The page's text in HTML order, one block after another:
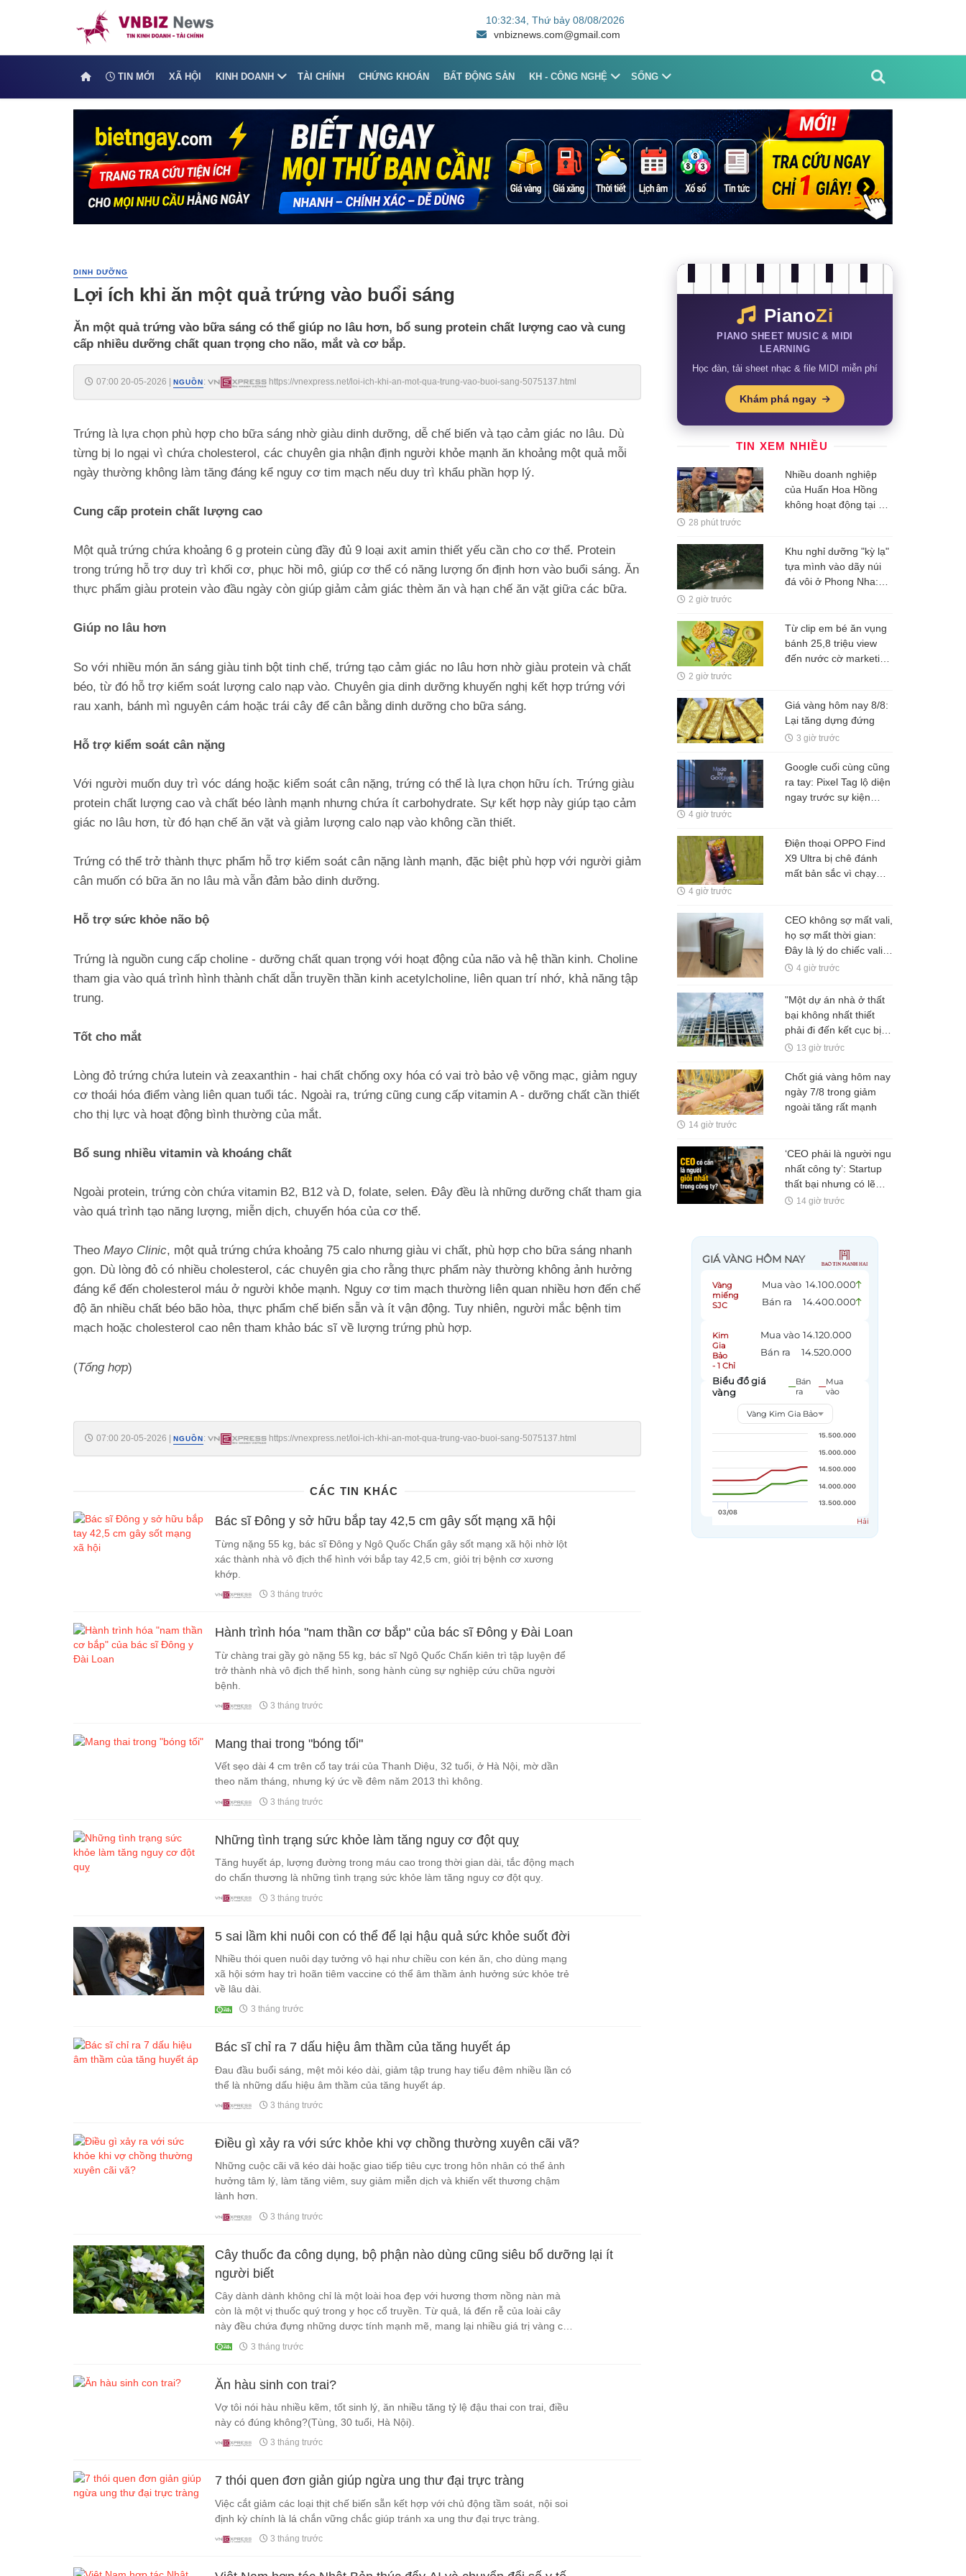
10:32:34, Thứ bảy 08/08/2026
vnbiznews.com@gmail.com
TIN MỚI XÃ HỘI KINH DOANH TÀI CHÍNH CHỨNG KHOÁN BẤT ĐỘNG SẢN KH - CÔNG NGHỆ SỐNG
DINH DƯỠNG
Lợi ích khi ăn một quả trứng vào buổi sáng
Ăn một quả trứng vào bữa sáng có thể giúp no lâu hơn, bổ sung protein chất lượng cao và cung
cấp nhiều dưỡng chất quan trọng cho não, mắt và cơ bắp.
07:00 20-05-2026 | NGUỒN: https://vnexpress.net/loi-ich-khi-an-mot-qua-trung-vao-buoi-sang-5075137.html
Trứng là lựa chọn phù hợp cho bữa sáng nhờ giàu dinh dưỡng, dễ chế biến và tạo cảm giác no lâu. Dù
từng bị lo ngại vì chứa cholesterol, các chuyên gia nhận định người khỏe mạnh ăn khoảng một quả mỗi
ngày thường không làm tăng đáng kể nguy cơ tim mạch nếu duy trì khẩu phần hợp lý.
Cung cấp protein chất lượng cao
Một quả trứng chứa khoảng 6 g protein cùng đầy đủ 9 loại axit amin thiết yếu cần cho cơ thể. Protein
trong trứng hỗ trợ duy trì khối cơ, phục hồi mô, giúp cơ thể có năng lượng ổn định hơn vào buổi sáng. Ăn
thực phẩm giàu protein vào đầu ngày còn giúp giảm cảm giác thèm ăn và hạn chế ăn vặt giữa các bữa.
Giúp no lâu hơn
So với nhiều món ăn sáng giàu tinh bột tinh chế, trứng tạo cảm giác no lâu hơn nhờ giàu protein và chất
béo, từ đó hỗ trợ kiểm soát lượng calo nạp vào. Chuyên gia dinh dưỡng khuyến nghị kết hợp trứng với
rau xanh, bánh mì nguyên cám hoặc trái cây để cân bằng dinh dưỡng cho bữa sáng.
Hỗ trợ kiểm soát cân nặng
Với người muốn duy trì vóc dáng hoặc kiểm soát cân nặng, trứng có thể là lựa chọn hữu ích. Trứng giàu
protein chất lượng cao và chất béo lành mạnh nhưng chứa ít carbohydrate. Sự kết hợp này giúp tạo cảm
giác no lâu hơn, từ đó hạn chế ăn vặt và giảm lượng calo nạp vào không cần thiết.
Trứng có thể trở thành thực phẩm hỗ trợ kiểm soát cân nặng lành mạnh, đặc biệt phù hợp với người giảm
cân muốn có bữa ăn no lâu mà vẫn đảm bảo dinh dưỡng.
Hỗ trợ sức khỏe não bộ
Trứng là nguồn cung cấp choline - dưỡng chất quan trọng với hoạt động của não và hệ thần kinh. Choline
tham gia vào quá trình hình thành chất dẫn truyền thần kinh acetylcholine, liên quan trí nhớ, khả năng tập
trung.
Tốt cho mắt
Lòng đỏ trứng chứa lutein và zeaxanthin - hai chất chống oxy hóa có vai trò bảo vệ võng mạc, giảm nguy
cơ thoái hóa điểm vàng liên quan tuổi tác. Ngoài ra, trứng cũng cung cấp vitamin A - dưỡng chất cần thiết
cho thị lực và hoạt động bình thường của mắt.
Bổ sung nhiều vitamin và khoáng chất
Ngoài protein, trứng còn chứa vitamin B2, B12 và D, folate, selen. Đây đều là những dưỡng chất tham gia
vào quá trình tạo năng lượng, miễn dịch, chuyển hóa của cơ thể.
Theo Mayo Clinic, một quả trứng chứa khoảng 75 calo nhưng giàu vi chất, phù hợp cho bữa sáng nhanh
gọn. Dù lòng đỏ có nhiều cholesterol, các chuyên gia cho rằng thực phẩm này thường không ảnh hưởng
đáng kể đến cholesterol máu ở người khỏe mạnh. Nguy cơ tim mạch thường liên quan nhiều hơn đến chế
độ ăn nhiều chất béo bão hòa, thực phẩm chế biến sẵn và ít vận động. Tuy nhiên, người mắc bệnh tim
mạch hoặc cholesterol cao nên tham khảo bác sĩ về lượng trứng phù hợp.
(Tổng hợp)
07:00 20-05-2026 | NGUỒN: https://vnexpress.net/loi-ich-khi-an-mot-qua-trung-vao-buoi-sang-5075137.html
CÁC TIN KHÁC
Bác sĩ Đông y sở hữu bắp tay 42,5 cm gây sốt mạng xã hội
Từng nặng 55 kg, bác sĩ Đông y Ngô Quốc Chấn gây sốt mạng xã hội nhờ lột
xác thành nhà vô địch thể hình với bắp tay 42,5 cm, giỏi trị bệnh cơ xương
khớp.
3 tháng trước
Hành trình hóa "nam thần cơ bắp" của bác sĩ Đông y Đài Loan
Từ chàng trai gầy gò nặng 55 kg, bác sĩ Ngô Quốc Chấn kiên trì tập luyện để
trở thành nhà vô địch thể hình, song hành cùng sự nghiệp cứu chữa người
bệnh.
3 tháng trước
Mang thai trong "bóng tối"
Vết sẹo dài 4 cm trên cổ tay trái của Thanh Diệu, 32 tuổi, ở Hà Nội, mờ dần
theo năm tháng, nhưng ký ức về đêm năm 2013 thì không.
3 tháng trước
Những tình trạng sức khỏe làm tăng nguy cơ đột quỵ
Tăng huyết áp, lượng đường trong máu cao trong thời gian dài, tắc động mạch
do chấn thương là những tình trạng sức khỏe làm tăng nguy cơ đột quỵ.
3 tháng trước
5 sai lầm khi nuôi con có thể để lại hậu quả sức khỏe suốt đời
Nhiều thói quen nuôi dạy tưởng vô hại như chiều con kén ăn, cho dùng mạng
xã hội sớm hay trì hoãn tiêm vaccine có thể âm thầm ảnh hưởng sức khỏe trẻ
về lâu dài.
3 tháng trước
Bác sĩ chỉ ra 7 dấu hiệu âm thầm của tăng huyết áp
Đau đầu buổi sáng, mệt mỏi kéo dài, giảm tập trung hay tiểu đêm nhiều lần có
thể là những dấu hiệu âm thầm của tăng huyết áp.
3 tháng trước
Điều gì xảy ra với sức khỏe khi vợ chồng thường xuyên cãi vã?
Những cuộc cãi vã kéo dài hoặc giao tiếp tiêu cực trong hôn nhân có thể ảnh
hưởng tâm lý, làm tăng viêm, suy giảm miễn dịch và khiến vết thương chậm
lành hơn.
3 tháng trước
Cây thuốc đa công dụng, bộ phận nào dùng cũng siêu bổ dưỡng lại ít
người biết
Cây dành dành không chỉ là một loài hoa đẹp với hương thơm nồng nàn mà
còn là một vị thuốc quý trong y học cổ truyền. Từ quả, lá đến rễ của loài cây
này đều chứa đựng những dược tính mạnh mẽ, mang lại nhiều giá trị vàng cho
sức khỏe con người.
3 tháng trước
Ăn hàu sinh con trai?
Vợ tôi nói hàu nhiều kẽm, tốt sinh lý, ăn nhiều tăng tỷ lệ đậu thai con trai, điều
này có đúng không?(Tùng, 30 tuổi, Hà Nội).
3 tháng trước
7 thói quen đơn giản giúp ngừa ung thư đại trực tràng
Việc cắt giảm các loại thịt chế biến sẵn kết hợp với chủ động tầm soát, nội soi
định kỳ chính là lá chắn vững chắc giúp tránh xa ung thư đại trực tràng.
3 tháng trước
PianoZi
PIANO SHEET MUSIC & MIDI
LEARNING
Học đàn, tải sheet nhạc & file MIDI miễn phí
Khám phá ngay
TIN XEM NHIỀU
Nhiều doanh nghiệp
của Huấn Hoa Hồng
không hoạt động tại địa
28 phút trước
Khu nghỉ dưỡng "kỳ lạ"
tựa mình vào dãy núi
đá vôi ở Phong Nha:
khách như bước vào
vùng đất cổ xưa
2 giờ trước
Từ clip em bé ăn vụng
bánh 25,8 triệu view
đến nước cờ marketing
Hàn Quốc
2 giờ trước
Giá vàng hôm nay 8/8:
Lại tăng dựng đứng
3 giờ trước
Google cuối cùng cũng
ra tay: Pixel Tag lộ diện
ngay trước sự kiện
Galaxy SmartTag
4 giờ trước
Điện thoại OPPO Find
X9 Ultra bị chê đánh
mất bản sắc vì chạy
lớn nhất
4 giờ trước
CEO không sợ mất vali,
họ sợ mất thời gian:
Đây là lý do chiếc vali
tích hợp định vị đang
4 giờ trước
"Một dự án nhà ở thất
bại không nhất thiết
phải đi đến kết cục bị
bỏ hoang"
13 giờ trước
Chốt giá vàng hôm nay
ngày 7/8 trong giảm
ngoài tăng rất mạnh
14 giờ trước
‘CEO phải là người ngu
nhất công ty’: Startup
thất bại nhưng có lẽ
Nguyễn Minh Thảo đã
14 giờ trước